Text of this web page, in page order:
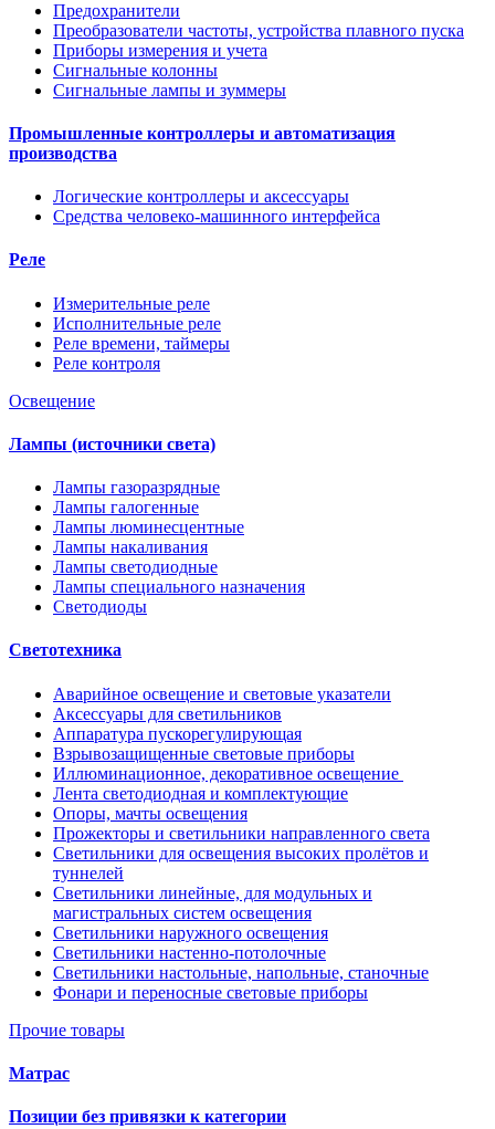
Предохранители
Преобразователи частоты, устройства плавного пуска
Приборы измерения и учета
Сигнальные колонны
Сигнальные лампы и зуммеры
Промышленные контроллеры и автоматизация
производства
Логические контроллеры и аксессуары
Средства человеко-машинного интерфейса
Реле
Измерительные реле
Исполнительные реле
Реле времени, таймеры
Реле контроля
Освещение
Лампы (источники света)
Лампы газоразрядные
Лампы галогенные
Лампы люминесцентные
Лампы накаливания
Лампы светодиодные
Лампы специального назначения
Светодиоды
Светотехника
Аварийное освещение и световые указатели
Аксессуары для светильников
Аппаратура пускорегулирующая
Взрывозащищенные световые приборы
Иллюминационное, декоративное освещение
Лента светодиодная и комплектующие
Опоры, мачты освещения
Прожекторы и светильники направленного света
Светильники для освещения высоких пролётов и
туннелей
Светильники линейные, для модульных и
магистральных систем освещения
Светильники наружного освещения
Светильники настенно-потолочные
Светильники настольные, напольные, станочные
Фонари и переносные световые приборы
Прочие товары
Матрас
Позиции без привязки к категории